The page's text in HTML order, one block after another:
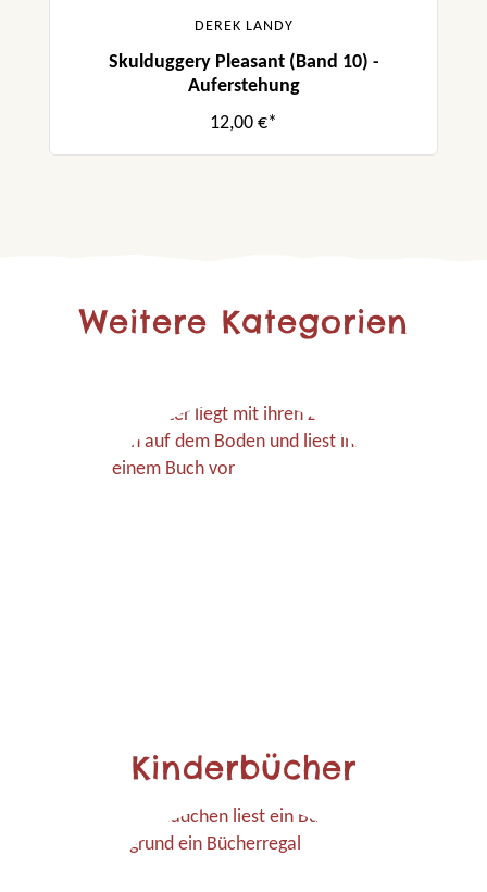
DEREK LANDY
Skulduggery Pleasant (Band 10) -
Auferstehung
12,00 €*
Weitere Kategorien
Kinderbücher